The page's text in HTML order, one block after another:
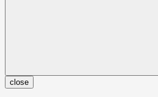
close